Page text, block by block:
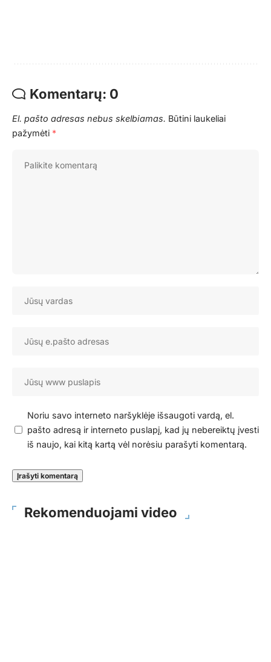
Komentarų: 0
El. pašto adresas nebus skelbiamas. Būtini laukeliai
pažymėti *
Noriu savo interneto naršyklėje išsaugoti vardą, el.
pašto adresą ir interneto puslapį, kad jų nebereiktų įvesti
iš naujo, kai kitą kartą vėl norėsiu parašyti komentarą.
Rekomenduojami video